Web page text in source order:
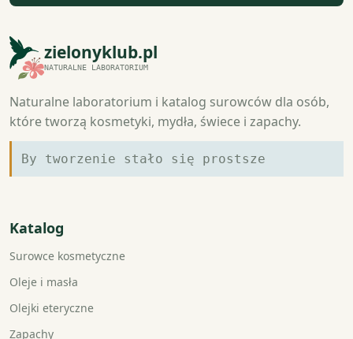
zielonyklub.pl
NATURALNE LABORATORIUM
Naturalne laboratorium i katalog surowców dla osób,
które tworzą kosmetyki, mydła, świece i zapachy.
By tworzenie stało się prostsze
Katalog
Surowce kosmetyczne
Oleje i masła
Olejki eteryczne
Zapachy